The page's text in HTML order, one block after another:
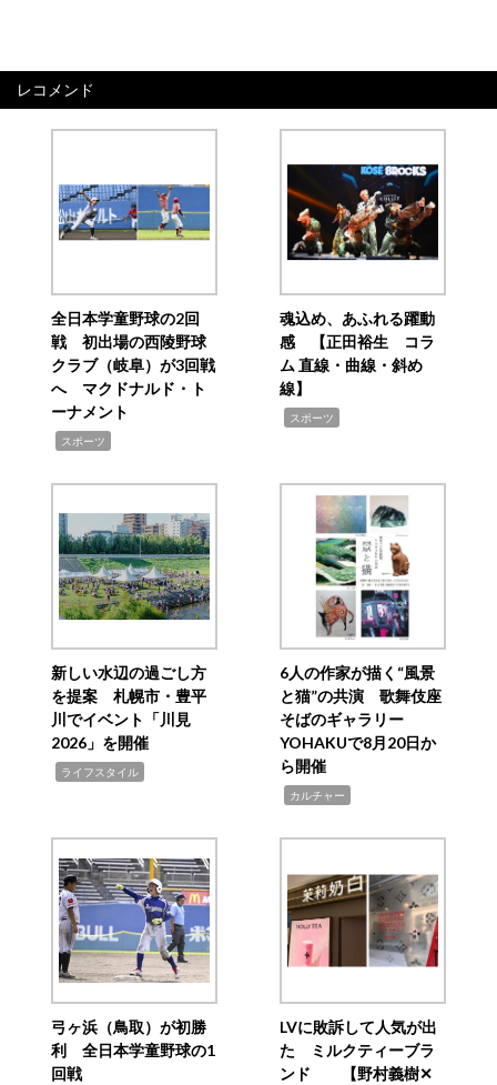
レコメンド
全日本学童野球の2回
戦 初出場の西陵野球
クラブ（岐阜）が3回戦
へ マクドナルド・ト
ーナメント
スポーツ
魂込め、あふれる躍動
感 【正田裕生 コラ
ム 直線・曲線・斜め
線】
スポーツ
新しい水辺の過ごし方
を提案 札幌市・豊平
川でイベント「川見
2026」を開催
ライフスタイル
6人の作家が描く“風景
と猫”の共演 歌舞伎座
そばのギャラリー
YOHAKUで8月20日か
ら開催
カルチャー
弓ヶ浜（鳥取）が初勝
利 全日本学童野球の1
回戦
LVに敗訴して人気が出
た ミルクティーブラ
ンド 【野村義樹✕